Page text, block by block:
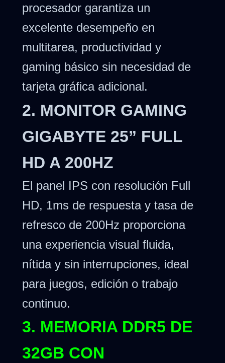
procesador garantiza un
excelente desempeño en
multitarea, productividad y
gaming básico sin necesidad de
tarjeta gráfica adicional.
2. MONITOR GAMING
GIGABYTE 25” FULL
HD A 200HZ
El panel IPS con resolución Full
HD, 1ms de respuesta y tasa de
refresco de 200Hz proporciona
una experiencia visual fluida,
nítida y sin interrupciones, ideal
para juegos, edición o trabajo
continuo.
3. MEMORIA DDR5 DE
32GB CON